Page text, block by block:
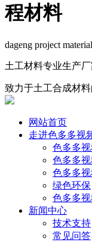
程材料
dageng project material
土工材料专业生产厂
致力于土工合成材料的
网站首页
走进色多多视
色多多
色多多
色多多
绿色环保
色多多
新闻中心
技术支持
常见问答